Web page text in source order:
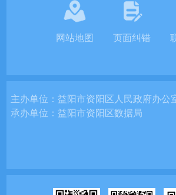
网站地图 页面纠错
主办单位：益阳市资阳区人民政府办公
承办单位：益阳市资阳区数据局